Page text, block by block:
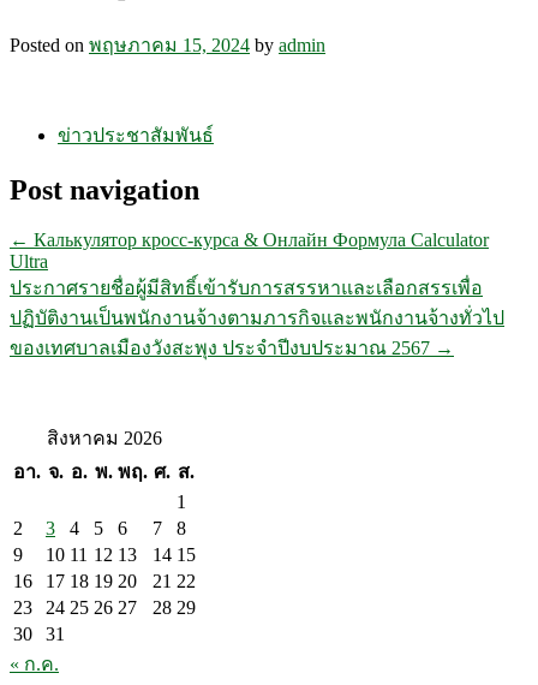
Posted on พฤษภาคม 15, 2024 by admin
ข่าวประชาสัมพันธ์
Post navigation
← Калькулятор кросс-курса & Онлайн Формула Calculator
Ultra
ประกาศรายชื่อผู้มีสิทธิ์เข้ารับการสรรหาและเลือกสรรเพื่อ
ปฏิบัติงานเป็นพนักงานจ้างตามภารกิจและพนักงานจ้างทั่วไป
ของเทศบาลเมืองวังสะพุง ประจำปีงบประมาณ 2567 →
สิงหาคม 2026
อา. จ. อ. พ. พฤ. ศ. ส.
1
2
3 4 5 6 7
8
9
10 11 12 13 14 15
16
17 18 19 20 21 22
23
24 25 26 27 28 29
30
31
« ก.ค.